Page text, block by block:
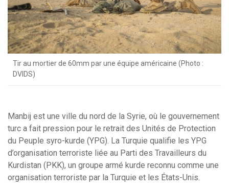
Tir au mortier de 60mm par une équipe américaine (Photo :
DVIDS)
Manbij est une ville du nord de la Syrie, où le gouvernement
turc a fait pression pour le retrait des Unités de Protection
du Peuple syro-kurde (YPG). La Turquie qualifie les YPG
d’organisation terroriste liée au Parti des Travailleurs du
Kurdistan (PKK), un groupe armé kurde reconnu comme une
organisation terroriste par la Turquie et les États-Unis.